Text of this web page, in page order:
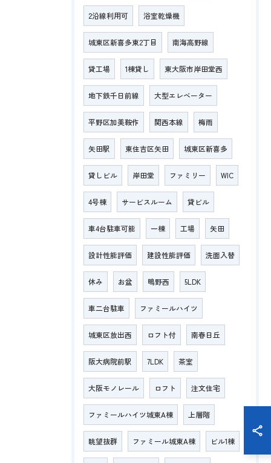
2沿線利用可 浴室乾燥機
城東区新喜多東2丁目 南海高野線
貸工場 1棟貸し 東大阪市岸田堂西
地下鉄千日前線 大型エレベーター
平野区加美鞍作 関西本線 梅雨
矢田駅 東住吉区矢田 城東区新喜多
貸しビル 岸田堂 ファミリー WIC
4号棟 サービスルーム 貸ビル
車4台駐車可能 一棟 工場 矢田
設計性能評価 建設性能評価 洗面入替
休み お盆 鴫野西 5LDK
車二台駐車 ファミールハイツ
城東区放出西 ロフト付 南春日丘
阪大病院前駅 7LDK 茶室
大阪モノレール ロフト 注文住宅
ファミールハイツ城東A棟 上層階
眺望抜群 ファミール城東A棟 ビル1棟